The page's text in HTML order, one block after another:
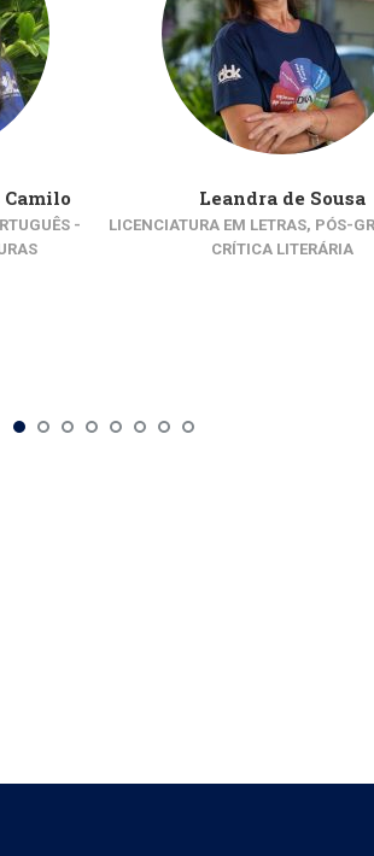
-
Leandra de Sousa
LICENCIATURA EM LETRAS, PÓS-
CRÍTICA LITERÁRIA